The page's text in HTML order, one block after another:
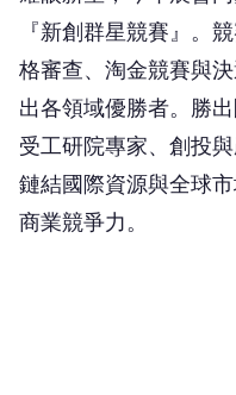
『新創群星競賽』。
格審查、淘金競賽與
出各領域優勝者。勝
受工研院專家、創投
鏈結國際資源與全球
商業競爭力。